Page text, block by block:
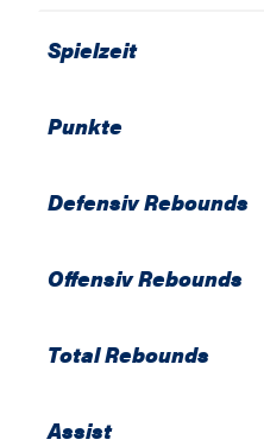
Spielzeit
Punkte
Defensiv Rebounds
Offensiv Rebounds
Total Rebounds
Assist